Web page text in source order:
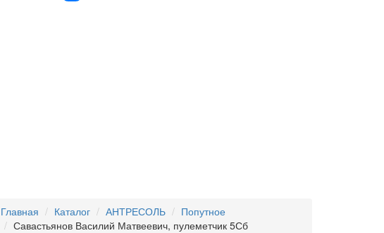
Главная Каталог АНТРЕСОЛЬ
Попутное
Савастьянов Василий Матвеевич, пулеметчик 5Сб